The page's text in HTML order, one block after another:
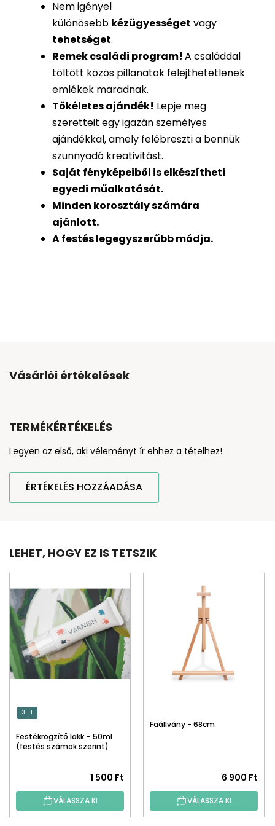
Nem igényel
különösebb kézügyességet vagy
tehetséget.
Remek családi program! A családdal
töltött közös pillanatok felejthetetlenek
emlékek maradnak.
Tökéletes ajándék! Lepje meg
szeretteit egy igazán személyes
ajándékkal, amely felébreszti a bennük
szunnyadó kreativitást.
Saját fényképeiből iselkészítheti
egyedi műalkotását.
Minden korosztály számára
ajánlott.
A festés legegyszerűbb módja.
Vásárlói értékelések
TERMÉKÉRTÉKELÉS
Legyen az első, aki véleményt ír ehhez a tételhez!
ÉRTÉKELÉS HOZZÁADÁSA
LEHET, HOGY EZ IS TETSZIK
3 + 1
Festékrögzítő lakk – 50ml
(festés számok szerint)
1 500 Ft
VÁLASSZA KI
Faállvány - 68cm
6 900 Ft
VÁLASSZA KI